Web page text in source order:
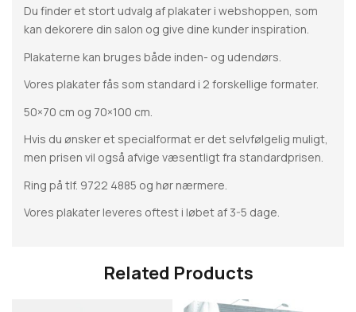
Du finder et stort udvalg af plakater i webshoppen, som
kan dekorere din salon og give dine kunder inspiration.
Plakaterne kan bruges både inden- og udendørs.
Vores plakater fås som standard i 2 forskellige formater.
50×70 cm og 70×100 cm.
Hvis du ønsker et specialformat er det selvfølgelig muligt,
men prisen vil også afvige væsentligt fra standardprisen.
Ring på tlf. 9722 4885 og hør nærmere.
Vores plakater leveres oftest i løbet af 3-5 dage.
Related Products